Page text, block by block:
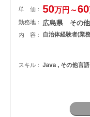
単 価： 50万円～60
勤務地： 広島県 その他
内 容： 自治体経験者(業
スキル： Java , その他言語